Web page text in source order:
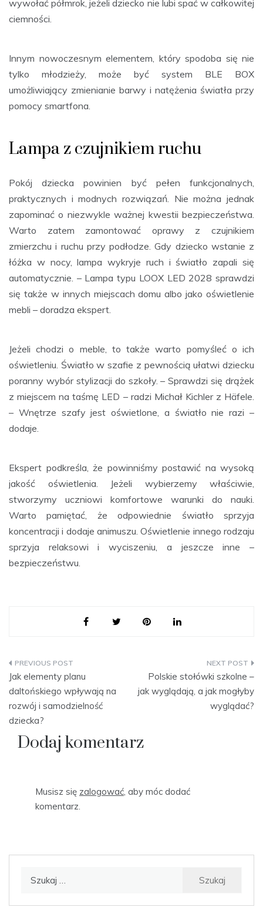
wywołać półmrok, jeżeli dziecko nie lubi spać w całkowitej
ciemności.
Innym nowoczesnym elementem, który spodoba się nie
tylko młodzieży, może być system BLE BOX
umożliwiający zmienianie barwy i natężenia światła przy
pomocy smartfona.
Lampa z czujnikiem ruchu
Pokój dziecka powinien być pełen funkcjonalnych,
praktycznych i modnych rozwiązań. Nie można jednak
zapominać o niezwykle ważnej kwestii bezpieczeństwa.
Warto zatem zamontować oprawy z czujnikiem
zmierzchu i ruchu przy podłodze. Gdy dziecko wstanie z
łóżka w nocy, lampa wykryje ruch i światło zapali się
automatycznie. – Lampa typu LOOX LED 2028 sprawdzi
się także w innych miejscach domu albo jako oświetlenie
mebli – doradza ekspert.
Jeżeli chodzi o meble, to także warto pomyśleć o ich
oświetleniu. Światło w szafie z pewnością ułatwi dziecku
poranny wybór stylizacji do szkoły. – Sprawdzi się drążek
z miejscem na taśmę LED – radzi Michał Kichler z Häfele.
– Wnętrze szafy jest oświetlone, a światło nie razi –
dodaje.
Ekspert podkreśla, że powinniśmy postawić na wysoką
jakość oświetlenia. Jeżeli wybierzemy właściwie,
stworzymy uczniowi komfortowe warunki do nauki.
Warto pamiętać, że odpowiednie światło sprzyja
koncentracji i dodaje animuszu. Oświetlenie innego rodzaju
sprzyja relaksowi i wyciszeniu, a jeszcze inne –
bezpieczeństwu.
Nawigacja
wpisu
Jak elementy planu
daltońskiego wpływają na
rozwój i samodzielność
dziecka?
Polskie stołówki szkolne –
jak wyglądają, a jak mogłyby
wyglądać?
Dodaj komentarz
Musisz się zalogować, aby móc dodać
komentarz.